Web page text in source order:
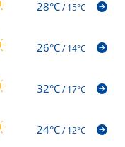
28°C/15°C
26°C/14°C
32°C/17°C
24°C/12°C